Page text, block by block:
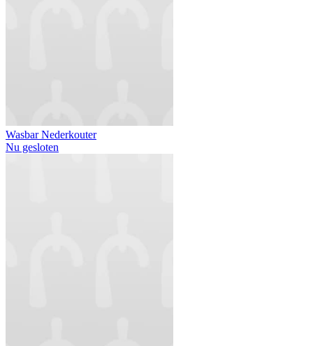
Wasbar Nederkouter
Nu gesloten